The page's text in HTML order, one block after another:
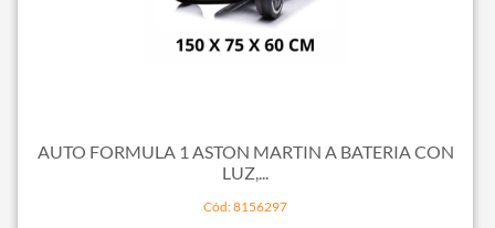
AUTO FORMULA 1 ASTON MARTIN A BATERIA CON
LUZ,...
Cód: 8156297